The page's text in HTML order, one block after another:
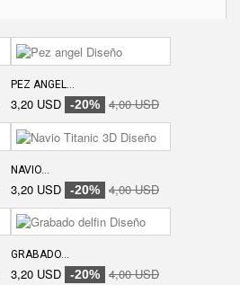
PEZ ANGEL...
3,20 USD -20% 4,00 USD
NAVIO...
3,20 USD -20% 4,00 USD
GRABADO...
3,20 USD -20% 4,00 USD